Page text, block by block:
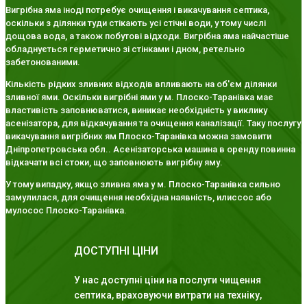
Вигрібна яма іноді потребує очищення і викачування септика,
оскільки з ділянки туди стікають усі стічні води, у тому числі
дощова вода, а також побутові відходи. Вигрібна яма найчастіше
обладнується герметично зі стінками і дном, ретельно
забетонованими.
Кількість рідких зливних відходів впливають на об'єм ділянки
зливної ями. Оскільки вигрібні ями у м. Плоско-Таранівка має
властивість заповнюватися, виникає необхідність у виклику
асенізатора, для відкачування та очищення каналізації. Таку послугу
викачування вигрібних ям Плоско-Таранівка можна замовити
Дніпропетровська обл.. Асенізаторська машина в оренду повинна
відкачати всі стоки, що заповнюють вигрібну яму.
У тому випадку, якщо зливна яма у м. Плоско-Таранівка сильно
замулилася, для очищення необхідна наявність, илиссос або
мулосос Плоско-Таранівка.
ДОСТУПНІ ЦІНИ
У нас доступні ціни на послуги чищення
септика, враховуючи витрати на техніку,